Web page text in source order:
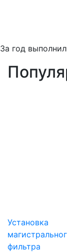
За год
Установка
фильтра